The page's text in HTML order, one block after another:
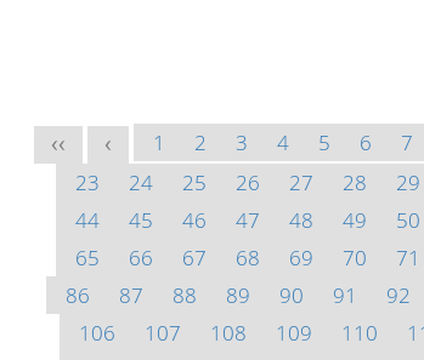
<< < 1 2 3 4 5 6 7
23
24 25 26 27 28 29
44
45 46 47 48 49 50
65
66 67 68 69 70 71
86
87 88 89 90 91 92
106
107 108 109 110